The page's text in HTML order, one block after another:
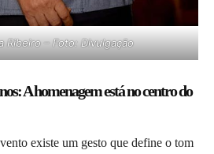
Ribeiro – Foto: Divulgação
A homenagem está no centro do
existe um gesto que define o tom